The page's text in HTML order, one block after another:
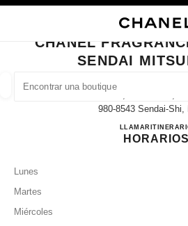
BUSCAR UNA
las sugerencias se muestran debajo de
0 Sugerencias disponibles
CERRAR TARJETA DE BOUTIQUE CHANEL
CHANEL
SENDAI
4-8-15, Ichibancho,
980-8543 Sendai-Shi,
LLAMAR022-225-2566
HORARIOS
Lunes
Martes
Miércoles